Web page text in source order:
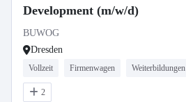
Development (m/w/d)
BUWOG
Dresden
Vollzeit Firmenwagen Weiterbildungen
2